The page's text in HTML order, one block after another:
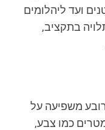
ועד ליהלומים
בתקציב,
משפיעה על
כמו צבע,